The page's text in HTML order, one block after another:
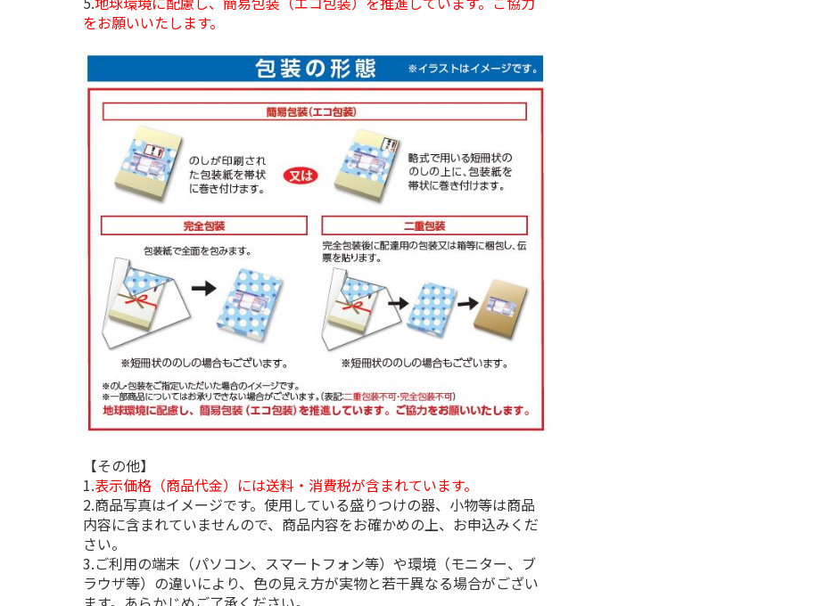
をお願いいたします。
【その他】
1.表示価格（商品代金）には送料・消費税が含まれています。
2.商品写真はイメージです。使用している盛りつけの器、小物等は商品
内容に含まれていませんので、商品内容をお確かめの上、お申込みくだ
さい。
3.ご利用の端末（パソコン、スマートフォン等）や環境（モニター、ブ
ラウザ等）の違いにより、色の見え方が実物と若干異なる場合がござい